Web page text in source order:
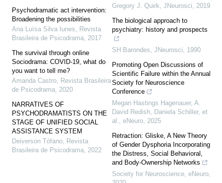
Psychodramatic act intervention:
Broadening the possibilities
Ana Luísa Silva Iunes, Revista
Brasileira de Psicodrama, 2017
The survival through online
Sociodrama: COVID-19, what do
you want to tell me?
Amanda Castro, Revista Brasileira
de Psicodrama, 2020
NARRATIVES OF
PSYCHODRAMATISTS ON THE
STAGE OF UNIFIED SOCIAL
ASSISTANCE SYSTEM
Deiverson Tófano, Revista
Brasileira de Psicodrama, 2022
Gregory J. Quirk, JNeurosci, 2019
The biological approach to
psychiatry: history and prospects
SH Barondes, JNeurosci, 1990
Promoting Open Discussions of
Scientific Failure within the Annual
Society for Neuroscience
Conference
Megan Hastings Hagenauer, A.
David Redish, Daniela Schiller, et
al., eNeuro, 2025
Retraction: Gliske, A New Theory
of Gender Dysphoria Incorporating
the Distress, Social Behavioral,
and Body-Ownership Networks
Society for Neuroscience, eNeuro,